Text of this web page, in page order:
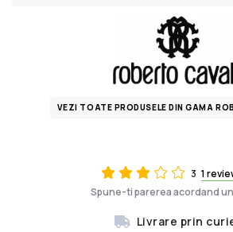
3 1
Spune-ti parerea acordand
Livrare prin
VEZI TOATE PRODUSELE DIN GAMA